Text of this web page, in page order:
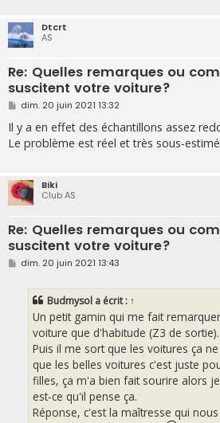
Dtcrt
AS
Re: Quelles remarques ou
suscitent votre voiture?
M
s
s
a
dim. 20 juin 2021 13:32
Il y a en effet des échantillons assez
Le problème est réel et très sous-estimé
Biki
Club AS
Re: Quelles remarques ou
suscitent votre voiture?
M
dim. 20 juin 2021 13:43
Budmysol a écrit : ↑
Un petit gamin qui me fait
voiture que d'habitude (Z3 de sortie).
Puis il me sort que les voitures ça
que les belles voitures c'est juste
filles, ça m'a bien fait sourire alors
est-ce qu'il pense ça.
Réponse, c'est la maîtresse qui